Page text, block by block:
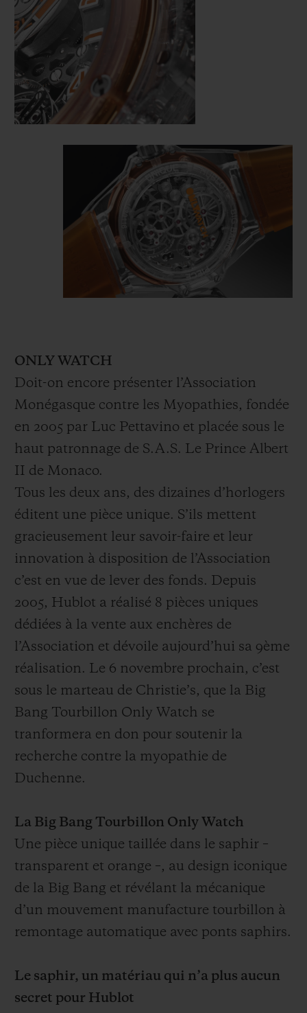
ONLY WATCH
Doit-on encore présenter l’Association
Monégasque contre les Myopathies, fondée
en 2005 par Luc Pettavino et placée sous le
haut patronnage de S.A.S. Le Prince Albert
II de Monaco.
Tous les deux ans, des dizaines d’horlogers
éditent une pièce unique. S’ils mettent
gracieusement leur savoir-faire et leur
innovation à disposition de l’Association
c’est en vue de lever des fonds. Depuis
2005, Hublot a réalisé 8 pièces uniques
dédiées à la vente aux enchères de
l’Association et dévoile aujourd’hui sa 9ème
réalisation. Le 6 novembre prochain, c’est
sous le marteau de Christie’s, que la Big
Bang Tourbillon Only Watch se
tranformera en don pour soutenir la
recherche contre la myopathie de
Duchenne.
La Big Bang Tourbillon Only Watch
Une pièce unique taillée dans le saphir –
transparent et orange –, au design iconique
de la Big Bang et révélant la mécanique
d’un mouvement manufacture tourbillon à
remontage automatique avec ponts saphirs.
Le saphir, un matériau qui n’a plus aucun
secret pour Hublot